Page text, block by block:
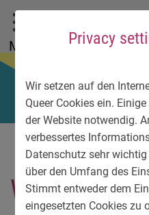
Privacy
Wir setzen auf den
Queer Cookies ein.
der Website notwendig.
verbessertes
Datenschutz sehr
über den Umfang des
Stimmt entweder dem
eingesetzten Cookies zu
To main menu
To language menu
To search
To content
To service information
Menu
Workshop